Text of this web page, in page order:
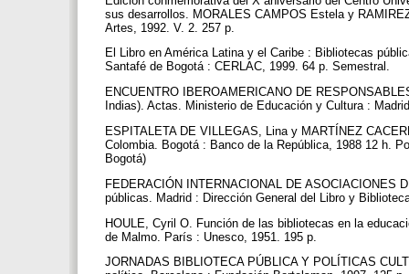
sus desarrollos. MORALES CAMPOS Estela y
Artes, 1992. V. 2. 257 p.
El Libro en América Latina y el Caribe : Bibliotecas
Santafé de Bogotá : CERLAC, 1999. 64 p. Semestral.
ENCUENTRO IBEROAMERICANO DE
Indias). Actas. Ministerio de Educación y Cultura :
ESPITALETA DE VILLEGAS, Lina y MARTÍNEZ
Colombia. Bogotá : Banco de la República, 1988 12 h.
Bogotá)
FEDERACIÓN INTERNACIONAL DE
públicas. Madrid : Dirección General del Libro y
HOULE, Cyril O. Función de las bibliotecas en la
de Malmo. París : Unesco, 1951. 195 p.
JORNADAS BIBLIOTECA PÚBLICA Y POLÍTICAS